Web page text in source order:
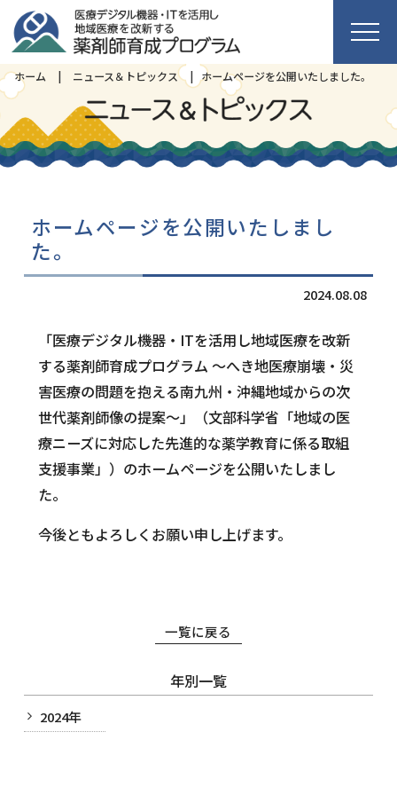
ホーム ニュース＆トピックス ホームページを公開いたしました。
ホームページを公開いたしまし
た。
2024.08.08
「医療デジタル機器・ITを活用し地域医療を改新
する薬剤師育成プログラム ～へき地医療崩壊・災
害医療の問題を抱える南九州・沖縄地域からの次
世代薬剤師像の提案～」（文部科学省「地域の医
療ニーズに対応した先進的な薬学教育に係る取組
支援事業」）のホームページを公開いたしまし
た。
今後ともよろしくお願い申し上げます。
一覧に戻る
年別一覧
2024年
HOME
事業紹介
メンバー
お問合せ
ニュース＆トピックス